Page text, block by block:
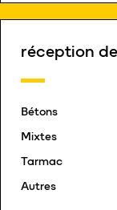
réception
Bétons
Mixtes
Tarmac
Autres